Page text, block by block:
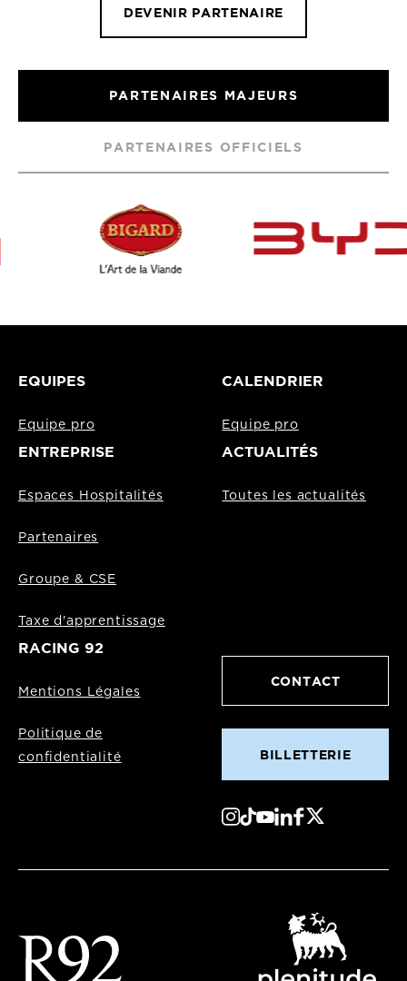
DEVENIR PARTENAIRE
PARTENAIRES MAJEURS
PARTENAIRES OFFICIELS
EQUIPES
Equipe pro
CALENDRIER
Equipe pro
ENTREPRISE
Espaces Hospitalités
Partenaires
Groupe & CSE
Taxe d'apprentissage
ACTUALITÉS
Toutes les actualités
RACING 92
Mentions Légales
Politique de
confidentialité
CONTACT
BILLETTERIE